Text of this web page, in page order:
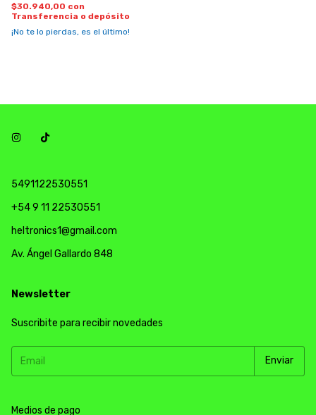
$30.940,00 con
Transferencia o depósito
¡No te lo pierdas, es el último!
5491122530551
+54 9 11 22530551
heltronics1@gmail.com
Av. Ángel Gallardo 848
Newsletter
Suscribite para recibir novedades
Medios de pago